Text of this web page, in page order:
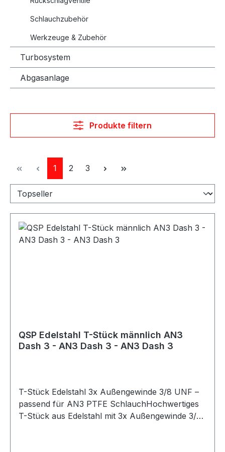
Schlauchzubehör
Werkzeuge & Zubehör
Turbosystem
Abgasanlage
Produkte filtern
Seite
1 Seite
2 Seite
3
QSP Edelstahl T-Stück männlich AN3
Dash 3 - AN3 Dash 3 - AN3 Dash 3
T-Stück Edelstahl 3x Außengewinde 3/8 UNF –
passend für AN3 PTFE SchlauchHochwertiges
T-Stück aus Edelstahl mit 3x Außengewinde 3/8